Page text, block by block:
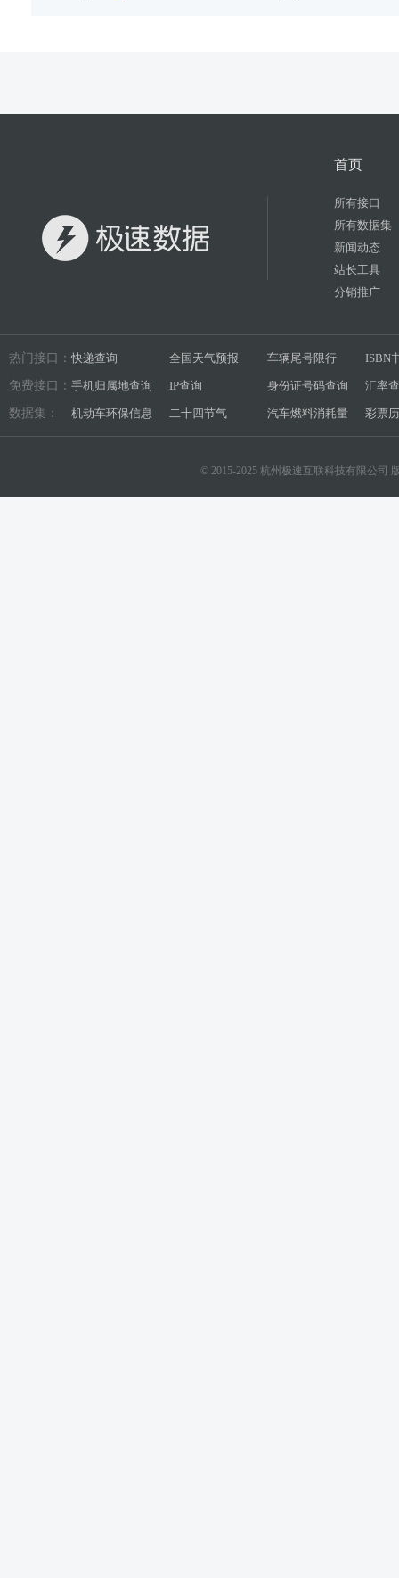
首页
所有接口
所有数据集
新闻动态
站长工具
分销推广
热门接口： 快递查询 全国天气预报 车辆尾号限行 ISBN
免费接口： 手机归属地查询 IP查询 身份证号码查询 汇率
数据集： 机动车环保信息 二十四节气 汽车燃料消耗量 彩票
© 2015-2025 杭州极速互联科技有限公司